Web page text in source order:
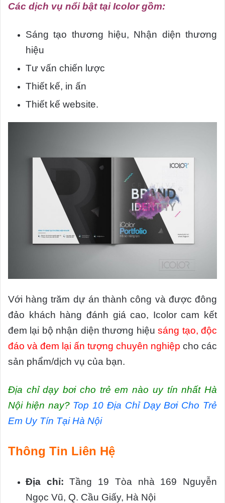
Các dịch vụ nổi bật tại Icolor gồm:
Sáng tạo thương hiệu, Nhận diện thương
hiệu
Tư vấn chiến lược
Thiết kế, in ấn
Thiết kế website.
Với hàng trăm dự án thành công và được đông
đảo khách hàng đánh giá cao, Icolor cam kết
đem lại bộ nhận diện thương hiệusáng tạo, độc
đáo và đem lại ấn tượng chuyên nghiệp cho các
sản phẩm/dịch vụ của bạn.
Địa chỉ dạy bơi cho trẻ em nào uy tín nhất Hà
Nội hiện nay? Top 10 Địa Chỉ Dạy Bơi Cho Trẻ
Em Uy Tín Tại Hà Nội
Thông Tin Liên Hệ
Địa chỉ: Tầng 19 Tòa nhà 169 Nguyễn
Ngọc Vũ, Q. Cầu Giấy, Hà Nội